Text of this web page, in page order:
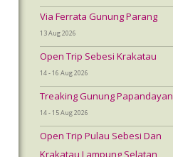
Via Ferrata Gunung Parang
13 Aug 2026
Open Trip Sebesi Krakatau
14 - 16 Aug 2026
Treaking Gunung Papandayan
14 - 15 Aug 2026
Open Trip Pulau Sebesi Dan
Krakatau Lampung Selatan